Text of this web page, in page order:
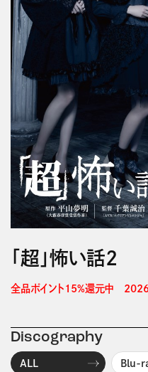
「超」怖い話2
全品ポイント15%還元中　
Discography
ALL Blu-